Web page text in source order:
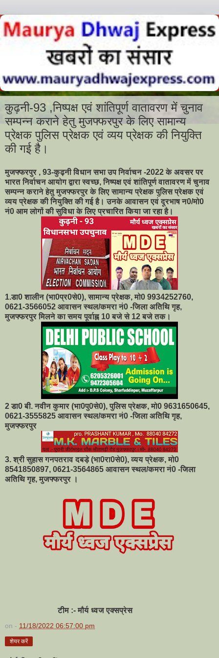
कुढ़नी-93 ,निष्पक्ष एवं शांतिपूर्ण वातावरण में चुनाव
सम्पन्न कराने हेतु मुजफ्फरपुर के लिए सामान्य
प्रेक्षक पुलिस प्रेक्षक एवं व्यय प्रेक्षक की नियुक्ति
की गई है।
मुजफ्फरपुर , 93-कुढ़नी विधान सभा उप निर्वाचन -2022 के अवसर पर
भारत निर्वाचन आयोग द्वारा स्वच्छ, निष्पक्ष एवं शांतिपूर्ण वातावरण में चुनाव
सम्पन्न कराने हेतु मुजफ्फरपुर के लिए सामान्य प्रेक्षक पुलिस प्रेक्षक एवं
व्यय प्रेक्षक की नियुक्ति की गई है। उनके आवासन एवं दूरभाष न0/मो0
नं0 आम लोगों की सुविधा के लिए प्रचारित किया जा रहा है।
1.डा0 शालीन (भा0प्र0से0), सामान्य प्रेक्षक, मो0 9934252760,
0621-3566052 आवासन स्थल/कमरा नं0 -जिला अतिथि गृह,
मुजफ्फरपुर मिलने का समय पूर्वाह्न 10 बजे से 12 बजे तक।
2 डा0 बी. नवीन कुमार (भा0पु0से0), पुलिस प्रेक्षक, मो0 9631650645,
0621-3555825 आवासन स्थल/कमरा नं0 -जिला अतिथि गृह,
मुजफ्फरपुर
3. श्री सुहास गनपतराव दबड़े (भा0रा0से0), व्यय प्रेक्षक, मो0
8541850897, 0621-3564865 आवासन स्थल/कमरा नं0 -जिला
अतिथि गृह, मुजफ्फरपुर ।
टीम :- मौर्य ध्वज एक्सप्रेस
on - 11/18/2022 06:57:00 pm
शेयर करें